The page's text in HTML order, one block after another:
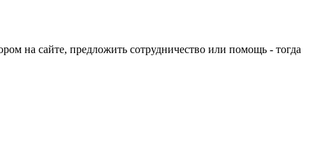
на сайте, предложить сотрудничество или помощь - тогда